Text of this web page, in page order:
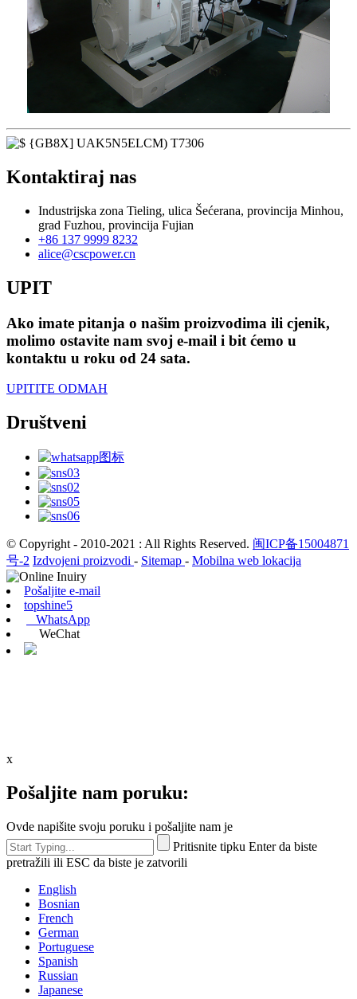
Kontaktiraj nas
Industrijska zona Tieling, ulica Šećerana, provincija Minhou,
grad Fuzhou, provincija Fujian
+86 137 9999 8232
alice@cscpower.cn
UPIT
Ako imate pitanja o našim proizvodima ili cjenik,
molimo ostavite nam svoj e-mail i bit ćemo u
kontaktu u roku od 24 sata.
UPITITE ODMAH
Društveni
© Copyright - 2010-2021 : All Rights Reserved. 闽ICP备15004871
号-2 Izdvojeni proizvodi - Sitemap - Mobilna web lokacija
Pošaljite e-mail
topshine5
WhatsApp
WeChat
x
Pošaljite nam poruku:
Ovde napišite svoju poruku i pošaljite nam je
Pritisnite tipku Enter da biste
pretražili ili ESC da biste je zatvorili
English
Bosnian
French
German
Portuguese
Spanish
Russian
Japanese